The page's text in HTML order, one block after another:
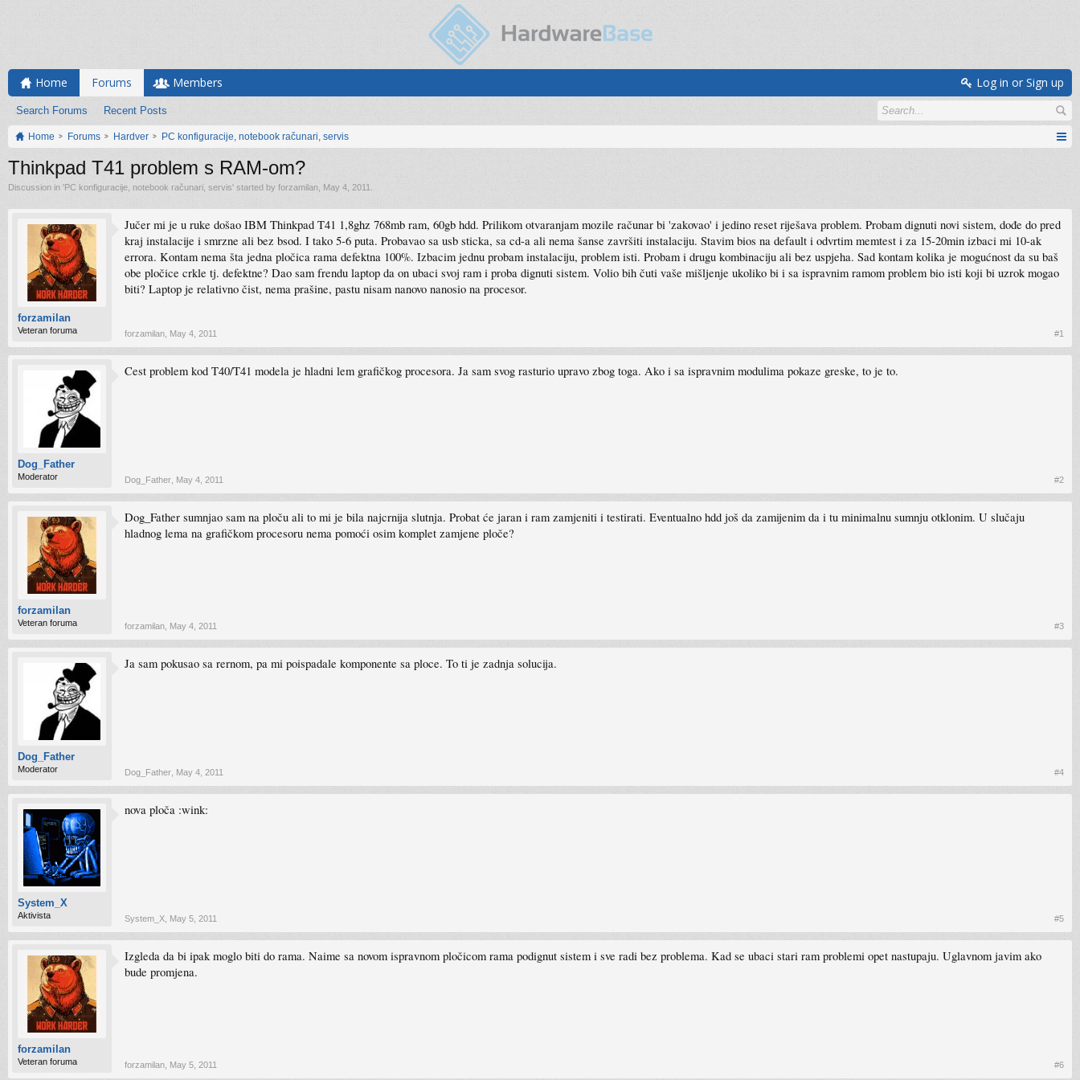
Home Forums
Search Forums Recent Posts
Members Log in or Sign up
Home Forums Hardver PC konfiguracije, notebook računari, servis
Thinkpad T41 problem s RAM-om?
Discussion in 'PC konfiguracije, notebook računari, servis' started by forzamilan May 4, 2011
forzamilan
Veteran foruma
Jučer mi je u ruke došao IBM Thinkpad T41 1,8ghz 768mb ram, 60gb hdd. Prilikom otvaranjam mozile računar bi 'zakovao' i jedino reset riješava problem. Probam dignuti novi sistem, dođe do pred
kraj instalacije i smrzne ali bez bsod. I tako 5-6 puta. Probavao sa usb sticka, sa cd-a ali nema šanse završiti instalaciju. Stavim bios na default i odvrtim memtest i za 15-20min izbaci mi 10-ak
errora. Kontam nema šta jedna pločica rama defektna 100%. Izbacim jednu probam instalaciju, problem isti. Probam i drugu kombinaciju ali bez uspjeha. Sad kontam kolika je mogućnost da su baš
obe pločice crkle tj. defektne? Dao sam frendu laptop da on ubaci svoj ram i proba dignuti sistem. Volio bih čuti vaše mišljenje ukoliko bi i sa ispravnim ramom problem bio isti koji bi uzrok mogao
biti? Laptop je relativno čist, nema prašine, pastu nisam nanovo nanosio na procesor.
forzamilan May 4, 2011 #1
Dog_Father
Moderator
Cest problem kod T40/T41 modela je hladni lem grafičkog procesora. Ja sam svog rasturio upravo zbog toga. Ako i sa ispravnim modulima pokaze greske, to je to.
Dog_Father May 4, 2011 #2
forzamilan
Veteran foruma
Dog_Father sumnjao sam na ploču ali to mi je bila najcrnija slutnja. Probat će jaran i ram zamjeniti i testirati. Eventualno hdd još da zamijenim da i tu minimalnu sumnju otklonim. U slučaju
hladnog lema na grafičkom procesoru nema pomoći osim komplet zamjene ploče?
forzamilan May 4, 2011 #3
Dog_Father
Moderator
Ja sam pokusao sa rernom, pa mi poispadale komponente sa ploce. To ti je zadnja solucija.
Dog_Father May 4, 2011 #4
System_X
Aktivista
nova ploča :wink:
System_X May 5, 2011 #5
forzamilan
Veteran foruma
Izgleda da bi ipak moglo biti do rama. Naime sa novom ispravnom pločicom rama podignut sistem i sve radi bez problema. Kad se ubaci stari ram problemi opet nastupaju. Uglavnom javim ako
bude promjena.
forzamilan May 5, 2011 #6